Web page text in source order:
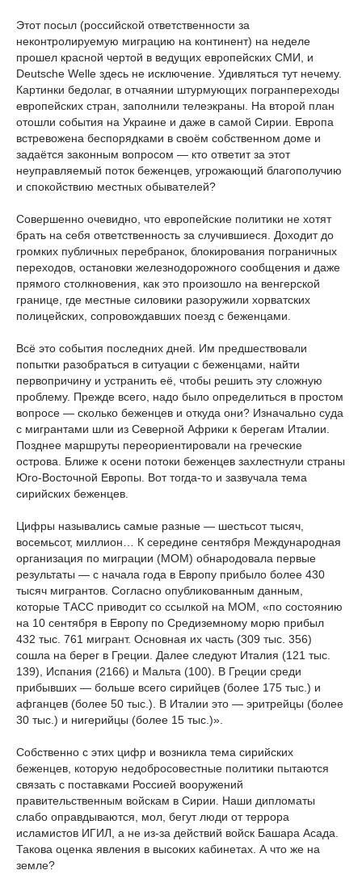
Этот посыл (российской ответственности за
неконтролируемую миграцию на континент) на неделе
прошел красной чертой в ведущих европейских СМИ, и
Deutsche Welle здесь не исключение. Удивляться тут нечему.
Картинки бедолаг, в отчаянии штурмующих погранпереходы
европейских стран, заполнили телеэкраны. На второй план
отошли события на Украине и даже в самой Сирии. Европа
встревожена беспорядками в своём собственном доме и
задаётся законным вопросом — кто ответит за этот
неуправляемый поток беженцев, угрожающий благополучию
и спокойствию местных обывателей?
Совершенно очевидно, что европейские политики не хотят
брать на себя ответственность за случившиеся. Доходит до
громких публичных перебранок, блокирования пограничных
переходов, остановки железнодорожного сообщения и даже
прямого столкновения, как это произошло на венгерской
границе, где местные силовики разоружили хорватских
полицейских, сопровождавших поезд с беженцами.
Всё это события последних дней. Им предшествовали
попытки разобраться в ситуации с беженцами, найти
первопричину и устранить её, чтобы решить эту сложную
проблему. Прежде всего, надо было определиться в простом
вопросе — сколько беженцев и откуда они? Изначально суда
с мигрантами шли из Северной Африки к берегам Италии.
Позднее маршруты переориентировали на греческие
острова. Ближе к осени потоки беженцев захлестнули страны
Юго-Восточной Европы. Вот тогда-то и зазвучала тема
сирийских беженцев.
Цифры назывались самые разные — шестьсот тысяч,
восемьсот, миллион… К середине сентября Международная
организация по миграции (МОМ) обнародовала первые
результаты — с начала года в Европу прибыло более 430
тысяч мигрантов. Согласно опубликованным данным,
которые ТАСС приводит со ссылкой на МОМ, «по состоянию
на 10 сентября в Европу по Средиземному морю прибыл
432 тыс. 761 мигрант. Основная их часть (309 тыс. 356)
сошла на берег в Греции. Далее следуют Италия (121 тыс.
139), Испания (2166) и Мальта (100). В Греции среди
прибывших — больше всего сирийцев (более 175 тыс.) и
афганцев (более 50 тыс.). В Италии это — эритрейцы (более
30 тыс.) и нигерийцы (более 15 тыс.)».
Собственно с этих цифр и возникла тема сирийских
беженцев, которую недобросовестные политики пытаются
связать с поставками Россией вооружений
правительственным войскам в Сирии. Наши дипломаты
слабо оправдываются, мол, бегут люди от террора
исламистов ИГИЛ, а не из-за действий войск Башара Асада.
Такова оценка явления в высоких кабинетах. А что же на
земле?